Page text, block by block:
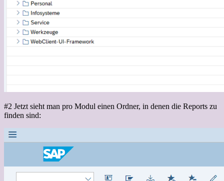
#2 Jetzt sieht man pro Modul einen Ordner, in denen die Reports zu
finden sind: